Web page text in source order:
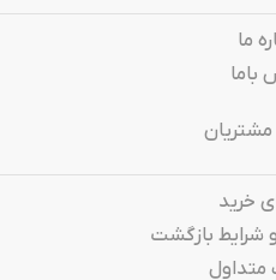
ما
باما
خرید
شرایط بازگشت
متداول